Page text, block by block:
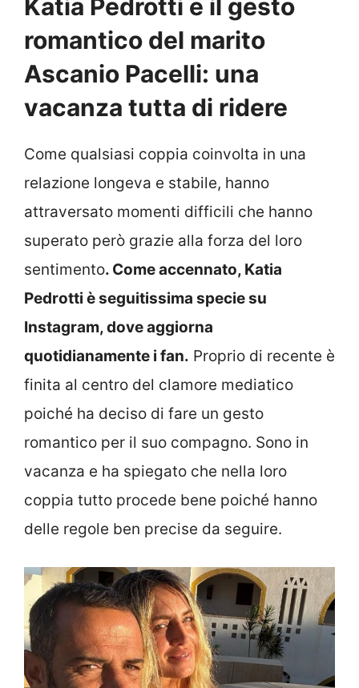
Katia Pedrotti e il gesto
romantico del marito
Ascanio Pacelli: una
vacanza tutta di ridere
Come qualsiasi coppia coinvolta in una
relazione longeva e stabile, hanno
attraversato momenti difficili che hanno
superato però grazie alla forza del loro
sentimento. Come accennato, Katia
Pedrotti è seguitissima specie su
Instagram, dove aggiorna
quotidianamente i fan. Proprio di recente è
finita al centro del clamore mediatico
poiché ha deciso di fare un gesto
romantico per il suo compagno. Sono in
vacanza e ha spiegato che nella loro
coppia tutto procede bene poiché hanno
delle regole ben precise da seguire.